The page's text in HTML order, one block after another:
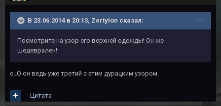
В 23.06.2014 в 20:13, Zertylon сказал:
Посмотрите на узор его верхней одежды! Он же
шедеврален!
о_О он ведь уже третий с этим дурацким узором.
Цитата